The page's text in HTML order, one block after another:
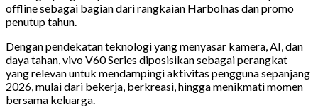
offline sebagai bagian dari rangkaian Harbolnas dan promo
penutup tahun.
Dengan pendekatan teknologi yang menyasar kamera, AI, dan
daya tahan, vivo V60 Series diposisikan sebagai perangkat
yang relevan untuk mendampingi aktivitas pengguna sepanjang
2026, mulai dari bekerja, berkreasi, hingga menikmati momen
bersama keluarga.